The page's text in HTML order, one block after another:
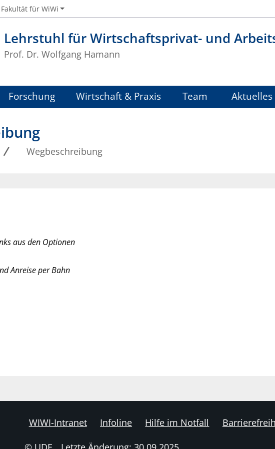
Lehrstuhl für Wirtschaftsprivat- und
Prof. Dr. Wolfgang Hamann
Fakultät für WiWi
Forschung Wirtschaft & Praxis Team
Aktuelles
Wegbeschreibung
aus den Optionen
Anreise per Bahn
WIWI-Intranet Infoline Hilfe im Notfall